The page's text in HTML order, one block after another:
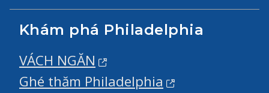
Khám phá Philadelphia
VÁCH NGĂN
Ghé thăm Philadelphia